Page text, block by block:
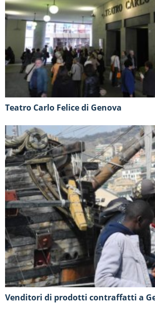
Teatro Carlo Felice di Genova
Venditori di prodotti contraffatti a